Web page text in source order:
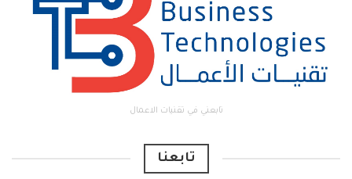
تابعني في تقنيات الاعمال
تابعنا